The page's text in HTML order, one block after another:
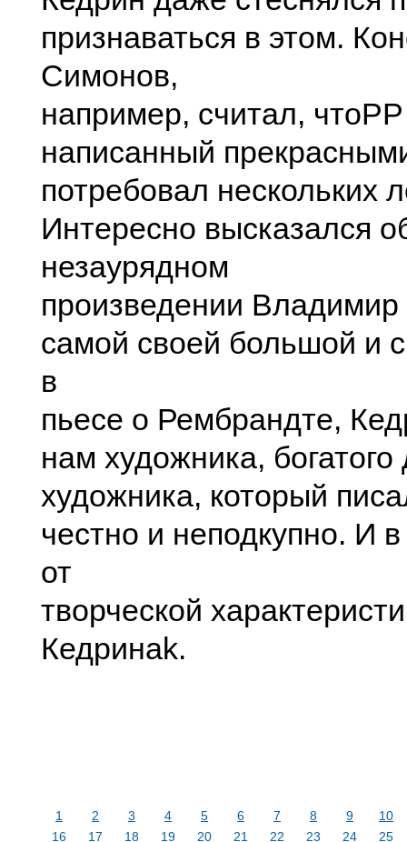
признаваться в этом.
Симонов,
например, считал,
написанный
потребовал нескольких
Интересно высказался
незаурядном
произведении Владимир
самой своей большой и
в
пьесе о Рембрандте,
нам художника, богатого
художника, который
честно и неподкупно. И
от
творческой
Кедринаk.
1 2 3 4 5 6 7 8 9
10
16
17 18 19 20 21 22 23 24 25